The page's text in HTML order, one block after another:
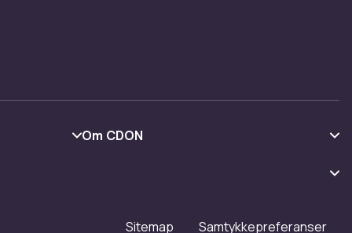
Om CDON
Jobbe på CDON
Sitemap Samtykkepreferanser